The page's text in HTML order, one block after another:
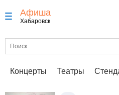
Афиша
Хабаровск
Концерты Театры